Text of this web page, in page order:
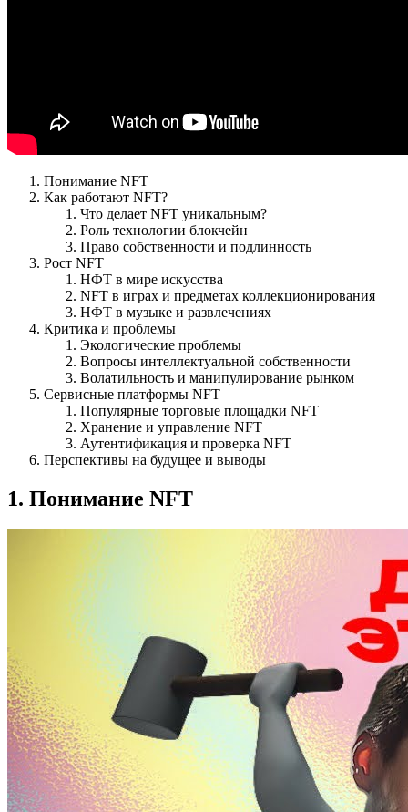
Понимание NFT
Как работают NFT?
Что делает NFT уникальным?
Роль технологии блокчейн
Право собственности и подлинность
Рост NFT
НФТ в мире искусства
NFT в играх и предметах коллекционирования
НФТ в музыке и развлечениях
Критика и проблемы
Экологические проблемы
Вопросы интеллектуальной собственности
Волатильность и манипулирование рынком
Сервисные платформы NFT
Популярные торговые площадки NFT
Хранение и управление NFT
Аутентификация и проверка NFT
Перспективы на будущее и выводы
1. Понимание NFT